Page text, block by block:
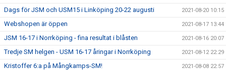
Dags för JSM och USM15 i Linköping 20-22 augusti 2021-08-20 10:15
Webshopen är öppen 2021-08-17 13:44
JSM 16-17 i Norrköping - fina resultat i blåsten 2021-08-16 20:07
Tredje SM helgen - USM 16-17 åringar i Norrköping 2021-08-12 22:29
Kristoffer 6:a på Mångkamps-SM! 2021-08-08 22:57